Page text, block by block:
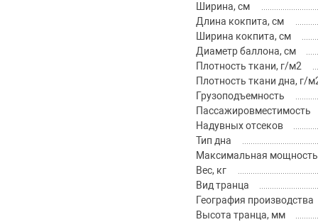
Ширина, см
Длина кокпита, см
Ширина кокпита, см
Диаметр баллона, см
Плотность ткани, г/м2
Плотность ткани дна, г/
Грузоподъемность
Пассажировместимость
Надувных отсеков
Тип дна
Максимальная
Вес, кг
Вид транца
География производства
Высота транца, мм